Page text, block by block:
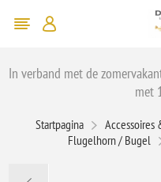
In verband met de
met
Startpagina
Flugelhorn / Bugel